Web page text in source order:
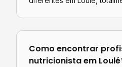
Como encontrar
nutricionistaem Loulé